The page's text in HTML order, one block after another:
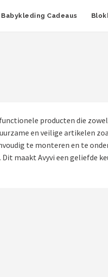
Babykleding Cadeaus
producten die
en veilige artikelen
te monteren en te
maakt Avyvi een geliefde